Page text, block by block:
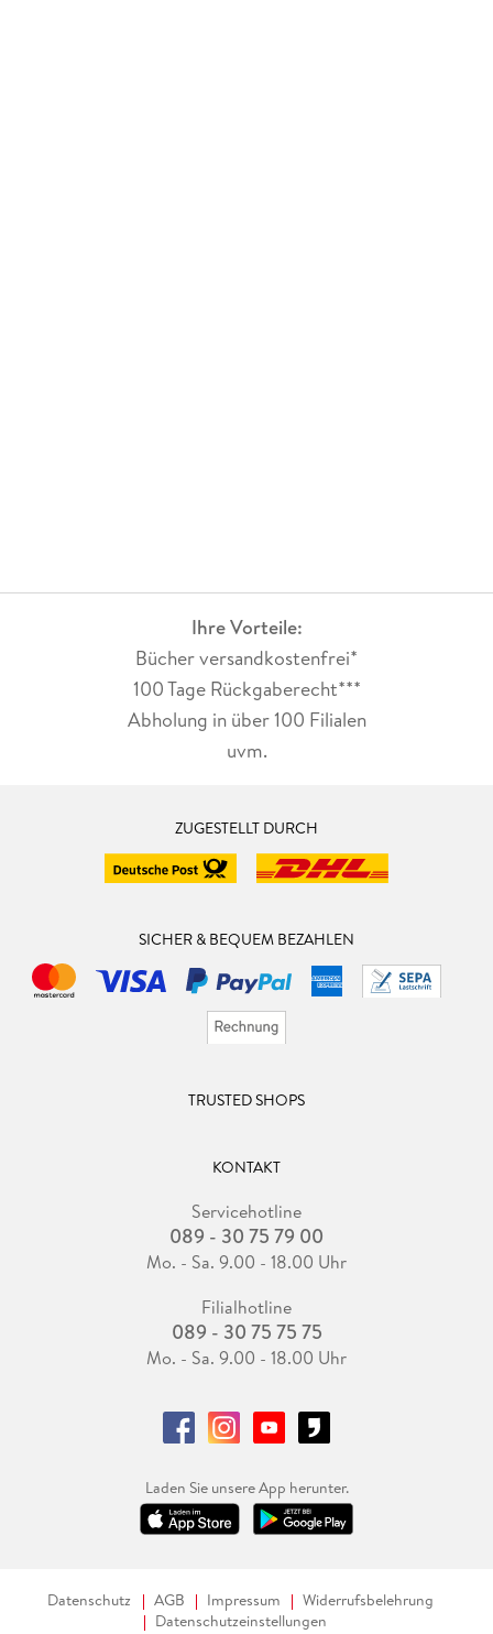
Ihre Vorteile:
Bücher versandkostenfrei*
100 Tage Rückgaberecht***
Abholung in über 100 Filialen
uvm.
ZUGESTELLT DURCH
SICHER & BEQUEM BEZAHLEN
TRUSTED SHOPS
KONTAKT
Servicehotline
089 - 30 75 79 00
Mo. - Sa. 9.00 - 18.00 Uhr
Filialhotline
089 - 30 75 75 75
Mo. - Sa. 9.00 - 18.00 Uhr
Laden Sie unsere App herunter.
Datenschutz AGB Impressum
Widerrufsbelehrung
Datenschutzeinstellungen